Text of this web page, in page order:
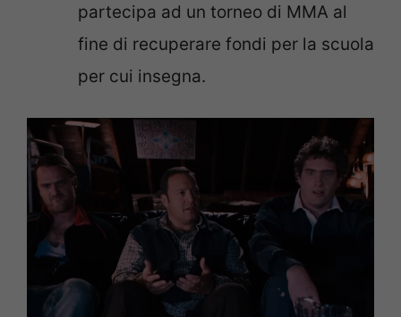
partecipa ad un torneo di MMA al
fine di recuperare fondi per la scuola
per cui insegna.